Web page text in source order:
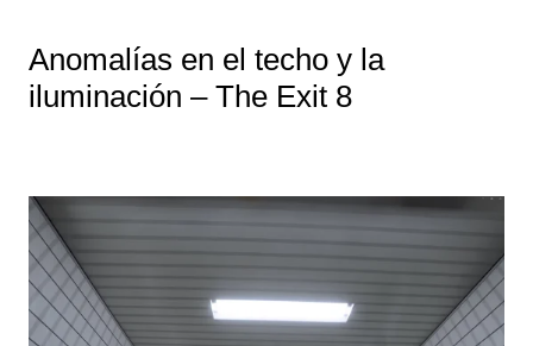
Anomalías en el techo y la
iluminación – The Exit 8